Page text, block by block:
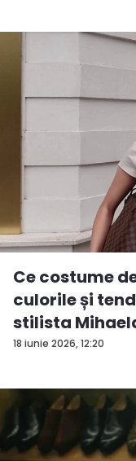
18 iunie 2026, 12:20
Ce costume
culorile și
stilista